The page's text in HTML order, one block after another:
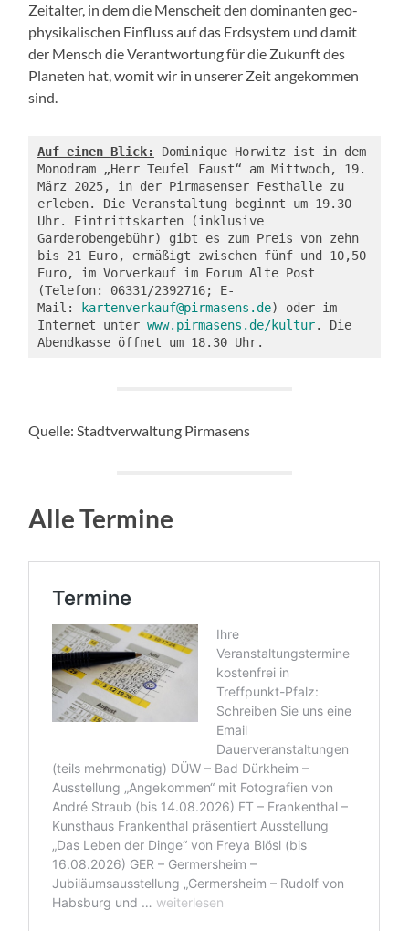
Zeitalter, in dem die Menscheit den dominanten geo-
physikalischen Einfluss auf das Erdsystem und damit
der Mensch die Verantwortung für die Zukunft des
Planeten hat, womit wir in unserer Zeit angekommen
sind.
Auf einen Blick:
Dominique Horwitz ist in dem
Monodram „Herr Teufel Faust“ am Mittwoch, 19.
März 2025, in der Pirmasenser Festhalle zu
erleben. Die Veranstaltung beginnt um 19.30
Uhr. Eintrittskarten (inklusive
Garderobengebühr) gibt es zum Preis von zehn
bis 21 Euro, ermäßigt zwischen fünf und 10,50
Euro, im Vorverkauf im Forum Alte Post
(Telefon: 06331/2392716; E-
Mail:
kartenverkauf@pirmasens.de) oder im
Internet unter www.pirmasens.de/kultur. Die
Abendkasse öffnet um 18.30 Uhr.
Quelle: Stadtverwaltung Pirmasens
Alle Termine